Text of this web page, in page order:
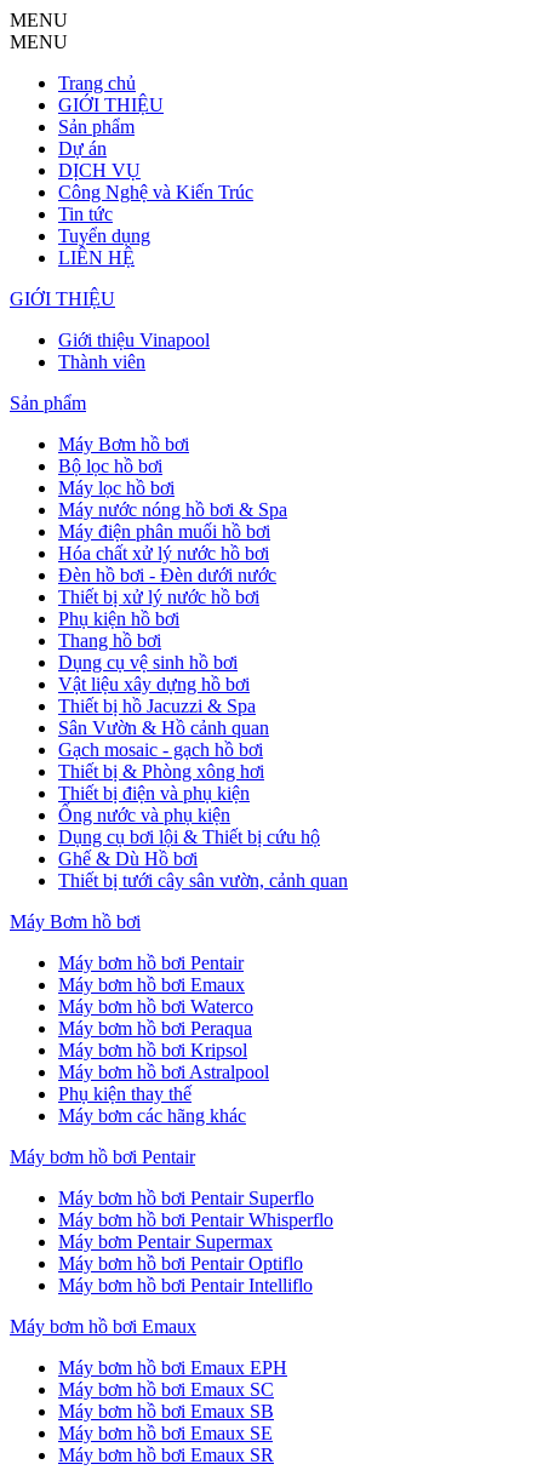
MENU
MENU
Trang chủ
GIỚI THIỆU
Sản phẩm
Dự án
DỊCH VỤ
Công Nghệ và Kiến Trúc
Tin tức
Tuyển dụng
LIÊN HỆ
GIỚI THIỆU
Giới thiệu Vinapool
Thành viên
Sản phẩm
Máy Bơm hồ bơi
Bộ lọc hồ bơi
Máy lọc hồ bơi
Máy nước nóng hồ bơi & Spa
Máy điện phân muối hồ bơi
Hóa chất xử lý nước hồ bơi
Đèn hồ bơi - Đèn dưới nước
Thiết bị xử lý nước hồ bơi
Phụ kiện hồ bơi
Thang hồ bơi
Dụng cụ vệ sinh hồ bơi
Vật liệu xây dựng hồ bơi
Thiết bị hồ Jacuzzi & Spa
Sân Vườn & Hồ cảnh quan
Gạch mosaic - gạch hồ bơi
Thiết bị & Phòng xông hơi
Thiết bị điện và phụ kiện
Ống nước và phụ kiện
Dụng cụ bơi lội & Thiết bị cứu hộ
Ghế & Dù Hồ bơi
Thiết bị tưới cây sân vườn, cảnh quan
Máy Bơm hồ bơi
Máy bơm hồ bơi Pentair
Máy bơm hồ bơi Emaux
Máy bơm hồ bơi Waterco
Máy bơm hồ bơi Peraqua
Máy bơm hồ bơi Kripsol
Máy bơm hồ bơi Astralpool
Phụ kiện thay thế
Máy bơm các hãng khác
Máy bơm hồ bơi Pentair
Máy bơm hồ bơi Pentair Superflo
Máy bơm hồ bơi Pentair Whisperflo
Máy bơm Pentair Supermax
Máy bơm hồ bơi Pentair Optiflo
Máy bơm hồ bơi Pentair Intelliflo
Máy bơm hồ bơi Emaux
Máy bơm hồ bơi Emaux EPH
Máy bơm hồ bơi Emaux SC
Máy bơm hồ bơi Emaux SB
Máy bơm hồ bơi Emaux SE
Máy bơm hồ bơi Emaux SR